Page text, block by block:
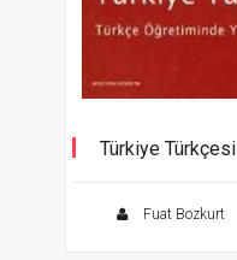
Türkiye Türkçesi
Fuat Bozkurt